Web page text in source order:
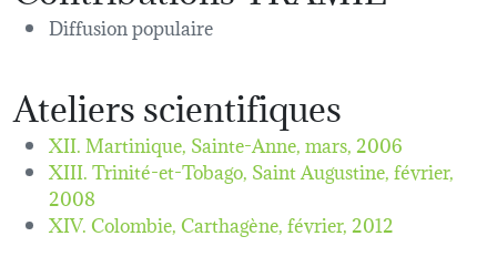
Diffusion populaire
Ateliers scientifiques
XII. Martinique, Sainte-Anne,mars, 2006
XIII. Trinité-et-Tobago, Saint Augustine,février,
2008
XIV. Colombie, Carthagène,février, 2012